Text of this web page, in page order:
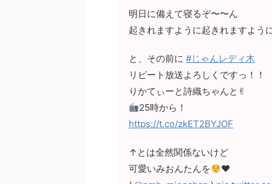
明日に備えて寝るぞ〜〜ん
起きれますように起きれますよう
と、その前に #じゃんレディ木
リピート放送よろしくですっ！！
りかてぃーと詩織ちゃんと✌︎
25時から！
https://t.co/zkET2BYJOF
↑とは全然関係ないけど
可愛いみおんたんを
❤︎